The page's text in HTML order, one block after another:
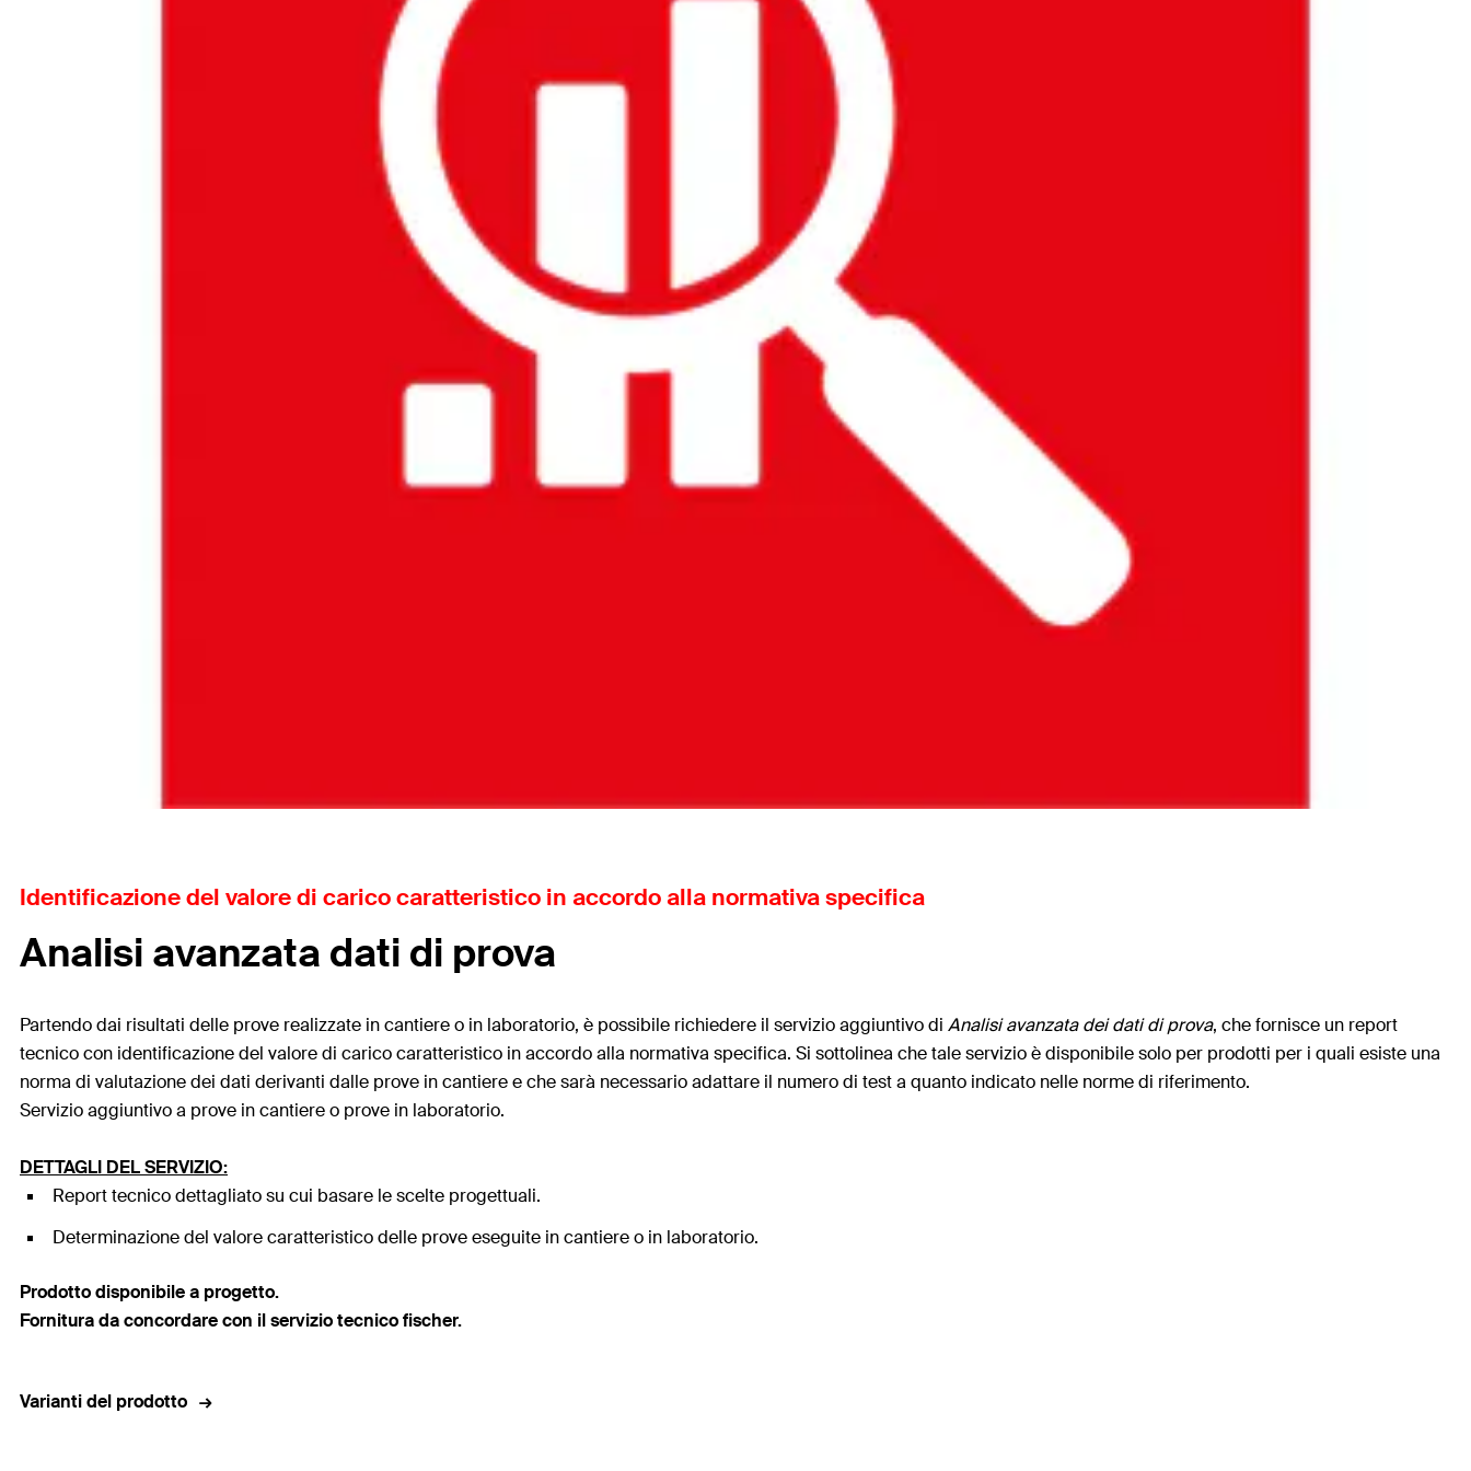
Identificazione del valore di carico caratteristico in accordo alla normativa specifica
Analisi avanzata dati di prova
Partendo dai risultati delle prove realizzate in cantiere o in laboratorio, è possibile richiedere il servizio aggiuntivo di Analisi avanzata dei dati di prova, che fornisce un report
tecnico con identificazione del valore di carico caratteristico in accordo alla normativa specifica. Si sottolinea che tale servizio è disponibile solo per prodotti per i quali esiste una
norma di valutazione dei dati derivanti dalle prove in cantiere e che sarà necessario adattare il numero di test a quanto indicato nelle norme di riferimento.
Servizio aggiuntivo a prove in cantiere o prove in laboratorio.
DETTAGLI DEL SERVIZIO:
Report tecnico dettagliato su cui basare le scelte progettuali.
Determinazione del valore caratteristico delle prove eseguite in cantiere o in laboratorio.
Prodotto disponibile a progetto.
Fornitura da concordare con il servizio tecnico fischer.
Varianti del prodotto